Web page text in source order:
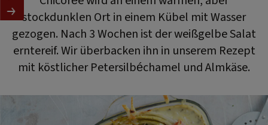
stockdunklen Ort in einem Kübel mit Wasser
gezogen. Nach 3 Wochen ist der weißgelbe Salat
erntereif. Wir überbacken ihn in unserem Rezept
mit köstlicher Petersilbéchamel und Almkäse.